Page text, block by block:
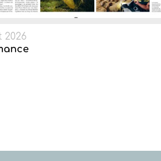
2026